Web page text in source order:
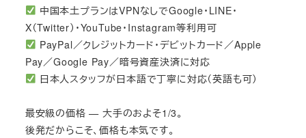
中国本土プランはVPNなしでGoogle・LINE・
X（Twitter）・YouTube・Instagram等利用可
PayPal／クレジットカード・デビットカード／Apple
Pay／Google Pay／暗号資産決済に対応
日本人スタッフが日本語で丁寧に対応（英語も可）
最安級の価格 — 大手のおよそ1/3。
後発だからこそ、価格も本気です。